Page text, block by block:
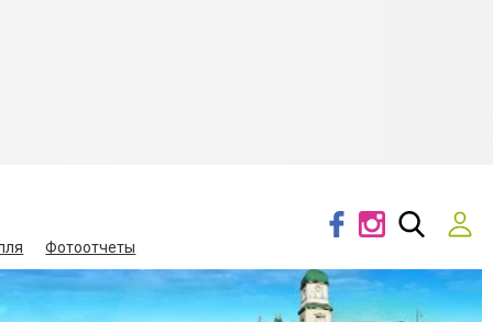
Фотоотчеты